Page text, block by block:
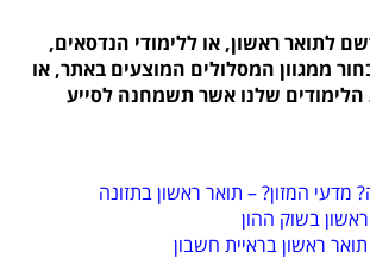
לתואר ראשון, או ללימודי הנדסאים,
ממגוון המסלולים המוצעים באתר, או
הלימודים שלנו אשר תשמחנה לסייע
מדעי המזון? – תואר ראשון בתזונה
בשוק ההון
ראשון בראיית חשבון